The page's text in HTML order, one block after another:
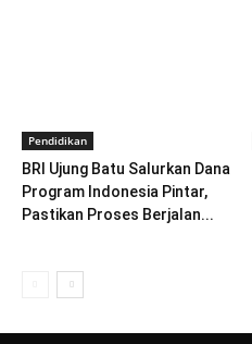
Pendidikan
BRI Ujung Batu Salurkan Dana
Program Indonesia Pintar,
Pastikan Proses Berjalan...